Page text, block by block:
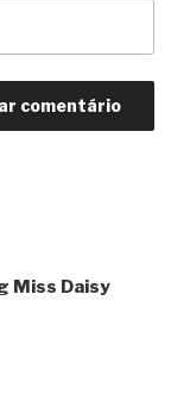
Miss Daisy